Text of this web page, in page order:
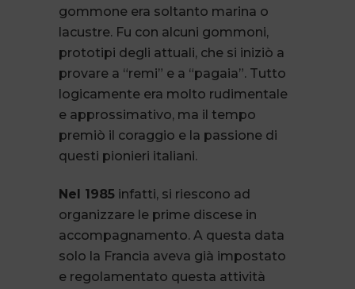
gommone era soltanto marina o
lacustre. Fu con alcuni gommoni,
prototipi degli attuali, che si iniziò a
provare a “remi” e a “pagaia”. Tutto
logicamente era molto rudimentale
e approssimativo, ma il tempo
premiò il coraggio e la passione di
questi pionieri italiani.
Nel 1985 infatti, si riescono ad
organizzare le prime discese in
accompagnamento. A questa data
solo la Francia aveva già impostato
e regolamentato questa attività